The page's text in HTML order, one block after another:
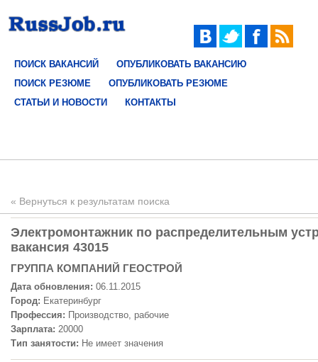
ПОИСК ВАКАНСИЙ
ОПУБЛИКОВАТЬ ВАКАНСИЮ
ПОИСК РЕЗЮМЕ
ОПУБЛИКОВАТЬ РЕЗЮМЕ
СТАТЬИ И НОВОСТИ
КОНТАКТЫ
« Вернуться к результатам поиска
Электромонтажник по распределительным
вакансия 43015
ГРУППА КОМПАНИЙ ГЕОСТРОЙ
Дата обновления: 06.11.2015
Город: Екатеринбург
Профессия: Производство, рабочие
Зарплата: 20000
Тип занятости: Не имеет значения